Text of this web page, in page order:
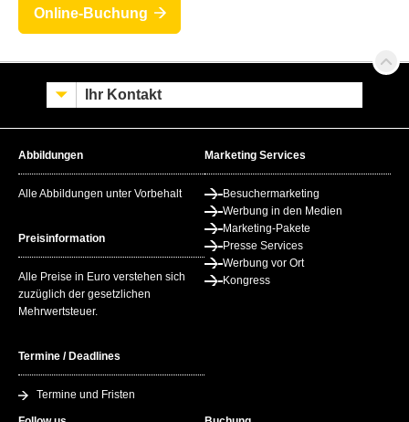
Online-Buchung
Ihr Kontakt
Abbildungen
Alle Abbildungen unter Vorbehalt
Preisinformation
Alle Preise in Euro verstehen sich
zuzüglich der gesetzlichen
Mehrwertsteuer.
Termine / Deadlines
Termine und Fristen
Marketing Services
Besuchermarketing
Werbung in den Medien
Marketing-Pakete
Presse Services
Werbung vor Ort
Kongress